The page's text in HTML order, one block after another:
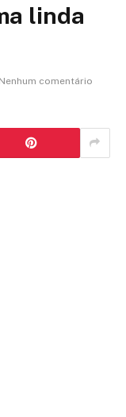
linda
Nenhum comentário